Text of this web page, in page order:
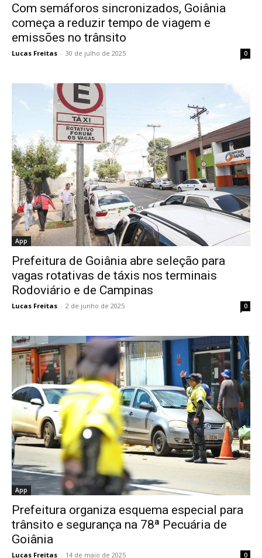
Com semáforos sincronizados, Goiânia
começa a reduzir tempo de viagem e
emissões no trânsito
Lucas Freitas - 30 de julho de 2025 0
App
Prefeitura de Goiânia abre seleção para
vagas rotativas de táxis nos terminais
Rodoviário e de Campinas
Lucas Freitas - 2 de junho de 2025 0
App
Prefeitura organiza esquema especial para
trânsito e segurança na 78ª Pecuária de
Goiânia
Lucas Freitas - 14 de maio de 2025 0